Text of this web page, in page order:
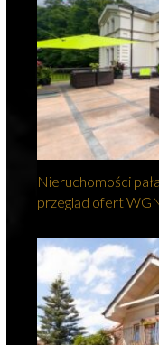
Nieruchomości
przegląd ofert